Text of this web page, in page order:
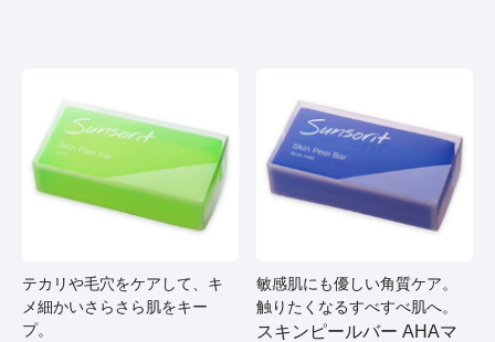
テカリや毛穴をケアして、キ
メ細かいさらさら肌をキー
プ。
敏感肌にも優しい角質ケア。
触りたくなるすべすべ肌へ。
スキンピールバー AHAマ